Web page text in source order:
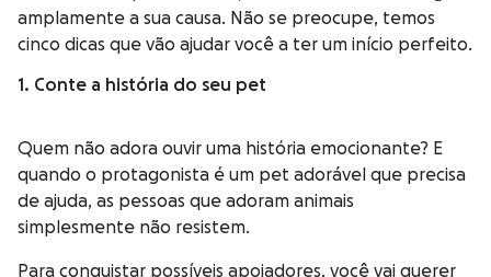
amplamente a sua causa. Não se preocupe, temos
cinco dicas que vão ajudar você a ter um início perfeito.
1. Conte a história do seu pet
Quem não adora ouvir uma história emocionante? E
quando o protagonista é um pet adorável que precisa
de ajuda, as pessoas que adoram animais
simplesmente não resistem.
Para conquistar possíveis apoiadores, você vai querer